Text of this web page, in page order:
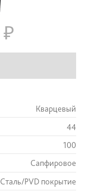
Кварцевый
44
100
Сапфировое
Сталь/PVD покрытие